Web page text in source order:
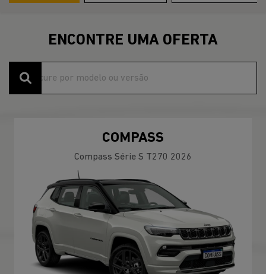
ENCONTRE UMA OFERTA
COMPASS
Compass Série S T270 2026